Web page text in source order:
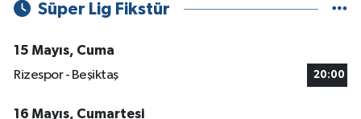
Süper Lig Fikstür
15 Mayıs, Cuma
Rizespor - Beşiktaş
20:00
16 Mayıs, Cumartesi